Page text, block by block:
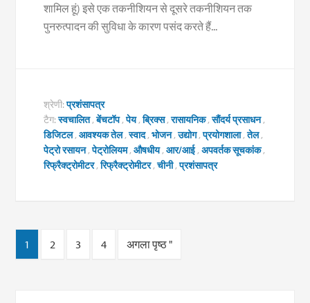
शामिल हूं) इसे एक तकनीशियन से दूसरे तकनीशियन तक
पुनरुत्पादन की सुविधा के कारण पसंद करते हैं...
श्रेणी:प्रशंसापत्र
टैग:स्वचालित,बेंचटॉप,पेय,ब्रिक्स,रासायनिक,सौंदर्य प्रसाधन,
डिजिटल,आवश्यक तेल,स्वाद,भोजन,उद्योग,प्रयोगशाला,तेल,
पेट्रो रसायन,पेट्रोलियम,औषधीय,आर/आई,अपवर्तक सूचकांक,
रिफ्रैक्ट्रोमीटर,रिफ्रैक्ट्रोमीटर,चीनी,प्रशंसापत्र
1 2 3 4 अगला पृष्ठ "